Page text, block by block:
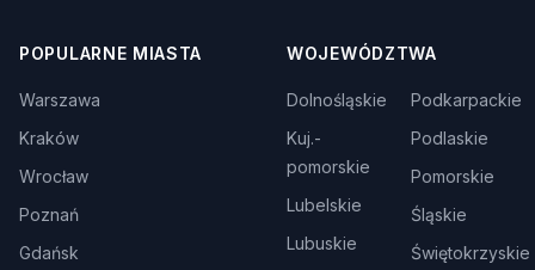
POPULARNE MIASTA
Warszawa
Kraków
Wrocław
Poznań
Gdańsk
WOJEWÓDZTWA
Dolnośląskie
Kuj.-
pomorskie
Lubelskie
Lubuskie
Podkarpackie
Podlaskie
Pomorskie
Śląskie
Świętokrzyskie